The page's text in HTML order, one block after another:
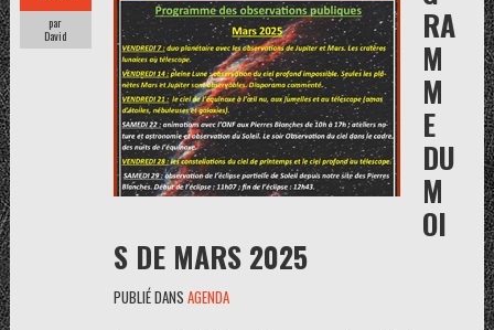
par
David
RA
M
M
E
DU
M
OI
S DE MARS 2025
PUBLIÉ DANS AGENDA